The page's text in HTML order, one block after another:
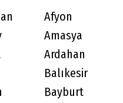
Afyon
Amasya
Ardahan
Balıkesir
Bayburt